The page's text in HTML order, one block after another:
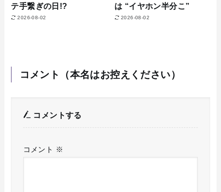
テ手繋ぎの日!?
2026-08-02
は “イヤホン半分こ”
2026-08-02
コメント（本名はお控えください）
コメントする
コメント ※